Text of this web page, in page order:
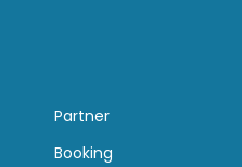
Partner
Booking